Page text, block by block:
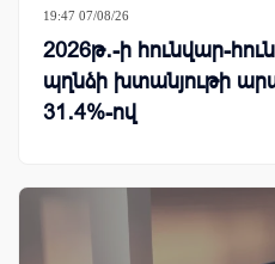
19:47 07/08/26
2026թ․-ի հունվար-
պղնձի խտանյութի
31․4%-ով